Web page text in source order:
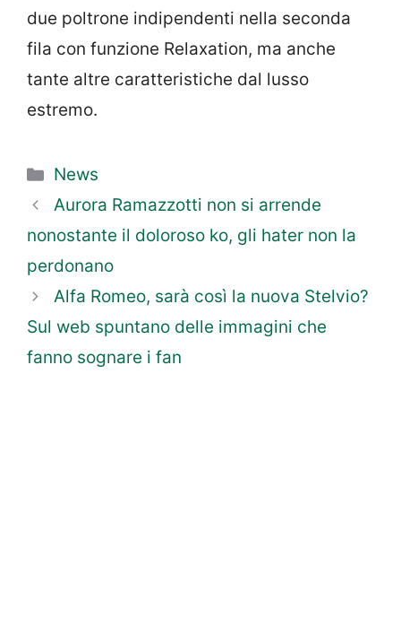
due poltrone indipendenti nella seconda
fila con funzione Relaxation, ma anche
tante altre caratteristiche dal lusso
estremo.
Categorie
News
Aurora Ramazzotti non si arrende
nonostante il doloroso ko, gli hater non la
perdonano
Alfa Romeo, sarà così la nuova Stelvio?
Sul web spuntano delle immagini che
fanno sognare i fan